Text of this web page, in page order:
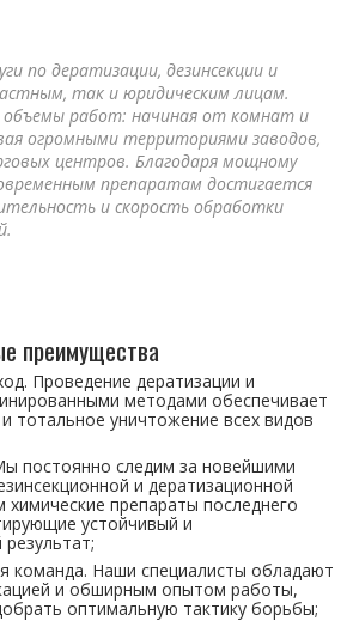
по дератизации, дезинсекции и
так и юридическим лицам.
работ: начиная от комнат и
огромными территориями заводов,
центров. Благодаря мощному
препаратам достигается
и скорость обработки
преимущества
Проведение дератизации и
методами обеспечивает
тотальное уничтожение всех видов
постоянно следим за новейшими
и дератизационной
химические препараты последнего
устойчивый и
команда. Наши специалисты обладают
и обширным опытом работы,
оптимальную тактику борьбы;